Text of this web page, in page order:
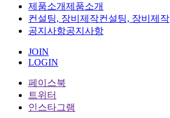
제품소개제품소개
컨설팅, 장비제작컨설팅, 장비제작
공지사항공지사항
JOIN
LOGIN
페이스북
트위터
인스타그램